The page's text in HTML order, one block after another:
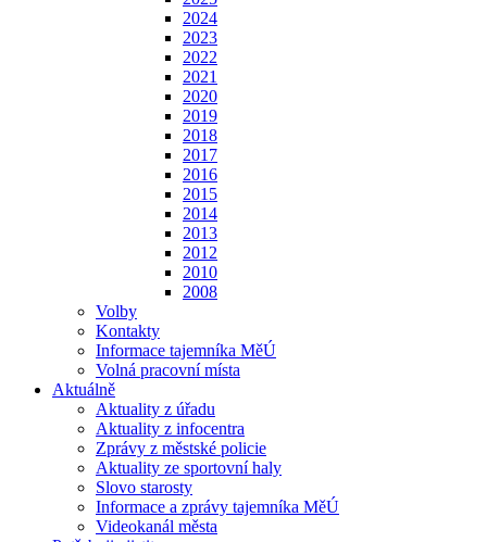
2024
2023
2022
2021
2020
2019
2018
2017
2016
2015
2014
2013
2012
2010
2008
Volby
Kontakty
Informace tajemníka MěÚ
Volná pracovní místa
Aktuálně
Aktuality z úřadu
Aktuality z infocentra
Zprávy z městské policie
Aktuality ze sportovní haly
Slovo starosty
Informace a zprávy tajemníka MěÚ
Videokanál města